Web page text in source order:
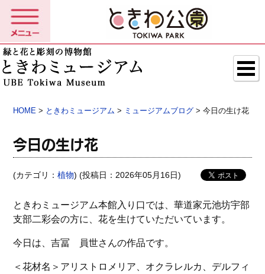
HOME > ときわミュージアム > ミュージアムブログ > 今日の生け花
今日の生け花
(カテゴリ：植物) (投稿日：2026年05月16日)
ときわミュージアム本館入り口では、華道家元池坊宇部
支部二彩会の方に、花を生けていただいています。
今日は、吉冨 員世さんの作品です。
＜花材名＞アリストロメリア、オクラレルカ、デルフィ